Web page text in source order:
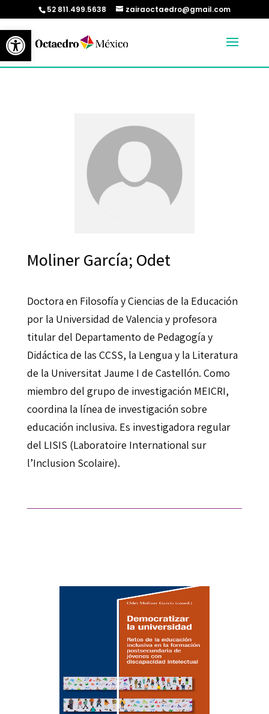
Abrir barra de herramientas
52 811.499.5638 zairaoctaedro@gmail.com
Moliner García; Odet
Doctora en Filosofía y Ciencias de la Educación
por la Universidad de Valencia y profesora
titular del Departamento de Pedagogía y
Didáctica de las CCSS, la Lengua y la Literatura
de la Universitat Jaume I de Castellón. Como
miembro del grupo de investigación MEICRI,
coordina la línea de investigación sobre
educación inclusiva. Es investigadora regular
del LISIS (Laboratoire International sur
l’Inclusion Scolaire).